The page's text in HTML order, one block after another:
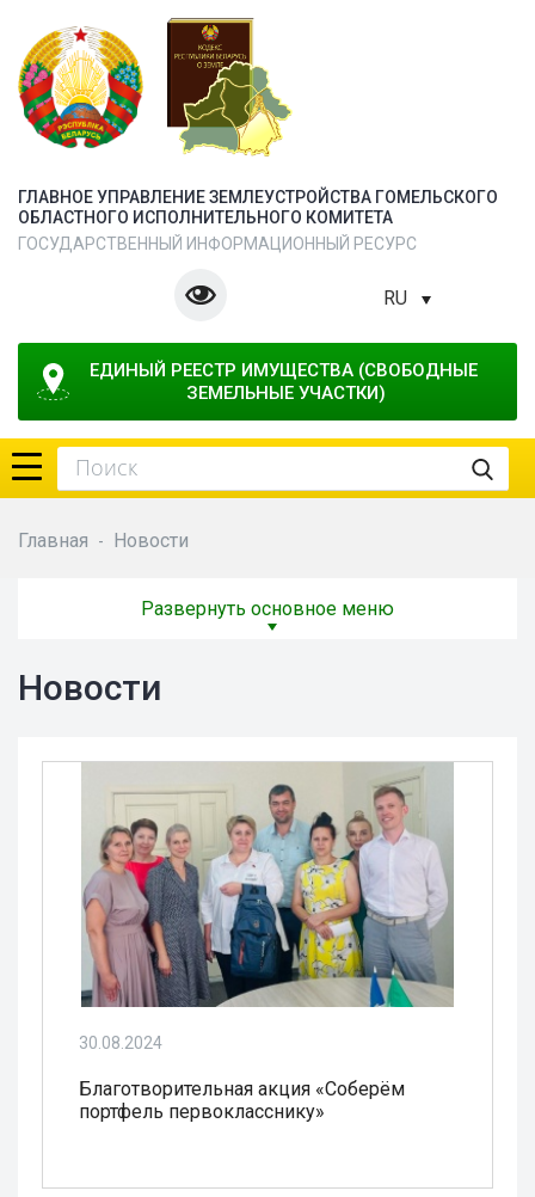
ГЛАВНОЕ УПРАВЛЕНИЕ ЗЕМЛЕУСТРОЙСТВА ГОМЕЛЬСКОГО
ОБЛАСТНОГО ИСПОЛНИТЕЛЬНОГО КОМИТЕТА
ГОСУДАРСТВЕННЫЙ ИНФОРМАЦИОННЫЙ РЕСУРС
RU
ЕДИНЫЙ РЕЕСТР ИМУЩЕСТВА (СВОБОДНЫЕ
ЗЕМЕЛЬНЫЕ УЧАСТКИ)
Главная - Новости
Развернуть основное меню
Новости
30.08.2024
Благотворительная акция «Соберём
портфель первокласснику»